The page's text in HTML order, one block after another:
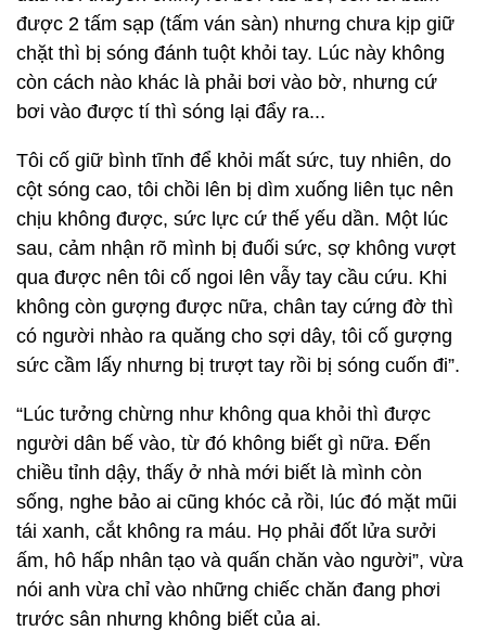
được 2 tấm sạp (tấm ván sàn) nhưng chưa kịp giữ
chặt thì bị sóng đánh tuột khỏi tay. Lúc này không
còn cách nào khác là phải bơi vào bờ, nhưng cứ
bơi vào được tí thì sóng lại đẩy ra...
Tôi cố giữ bình tĩnh để khỏi mất sức, tuy nhiên, do
cột sóng cao, tôi chồi lên bị dìm xuống liên tục nên
chịu không được, sức lực cứ thế yếu dần. Một lúc
sau, cảm nhận rõ mình bị đuối sức, sợ không vượt
qua được nên tôi cố ngoi lên vẫy tay cầu cứu. Khi
không còn gượng được nữa, chân tay cứng đờ thì
có người nhào ra quăng cho sợi dây, tôi cố gượng
sức cầm lấy nhưng bị trượt tay rồi bị sóng cuốn đi”.
“Lúc tưởng chừng như không qua khỏi thì được
người dân bế vào, từ đó không biết gì nữa. Đến
chiều tỉnh dậy, thấy ở nhà mới biết là mình còn
sống, nghe bảo ai cũng khóc cả rồi, lúc đó mặt mũi
tái xanh, cắt không ra máu. Họ phải đốt lửa sưởi
ấm, hô hấp nhân tạo và quấn chăn vào người”, vừa
nói anh vừa chỉ vào những chiếc chăn đang phơi
trước sân nhưng không biết của ai.